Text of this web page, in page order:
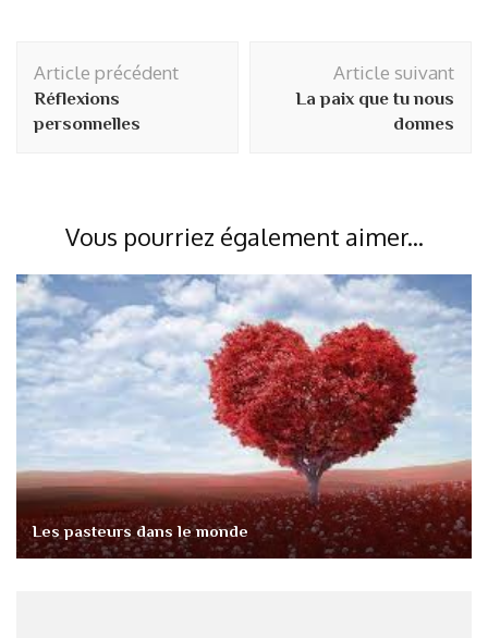
Navigation
d'article
Article précédent
Réflexions
personnelles
Article suivant
La paix que tu nous
donnes
Vous pourriez également aimer...
Les pasteurs dans le monde